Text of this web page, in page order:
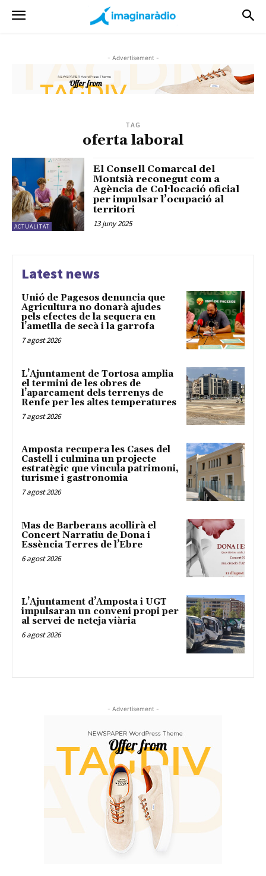
- Advertisement -
TAG
oferta laboral
ACTUALITAT
El Consell Comarcal del
Montsià reconegut com a
Agència de Col·locació oficial
per impulsar l’ocupació al
territori
13 juny 2025
Latest news
Unió de Pagesos denuncia que
Agricultura no donarà ajudes
pels efectes de la sequera en
l’ametlla de secà i la garrofa
7 agost 2026
L’Ajuntament de Tortosa amplia
el termini de les obres de
l’aparcament dels terrenys de
Renfe per les altes temperatures
7 agost 2026
Amposta recupera les Cases del
Castell i culmina un projecte
estratègic que vincula patrimoni,
turisme i gastronomia
7 agost 2026
Mas de Barberans acollirà el
Concert Narratiu de Dona i
Essència Terres de l’Ebre
6 agost 2026
L’Ajuntament d’Amposta i UGT
impulsaran un conveni propi per
al servei de neteja viària
6 agost 2026
- Advertisement -